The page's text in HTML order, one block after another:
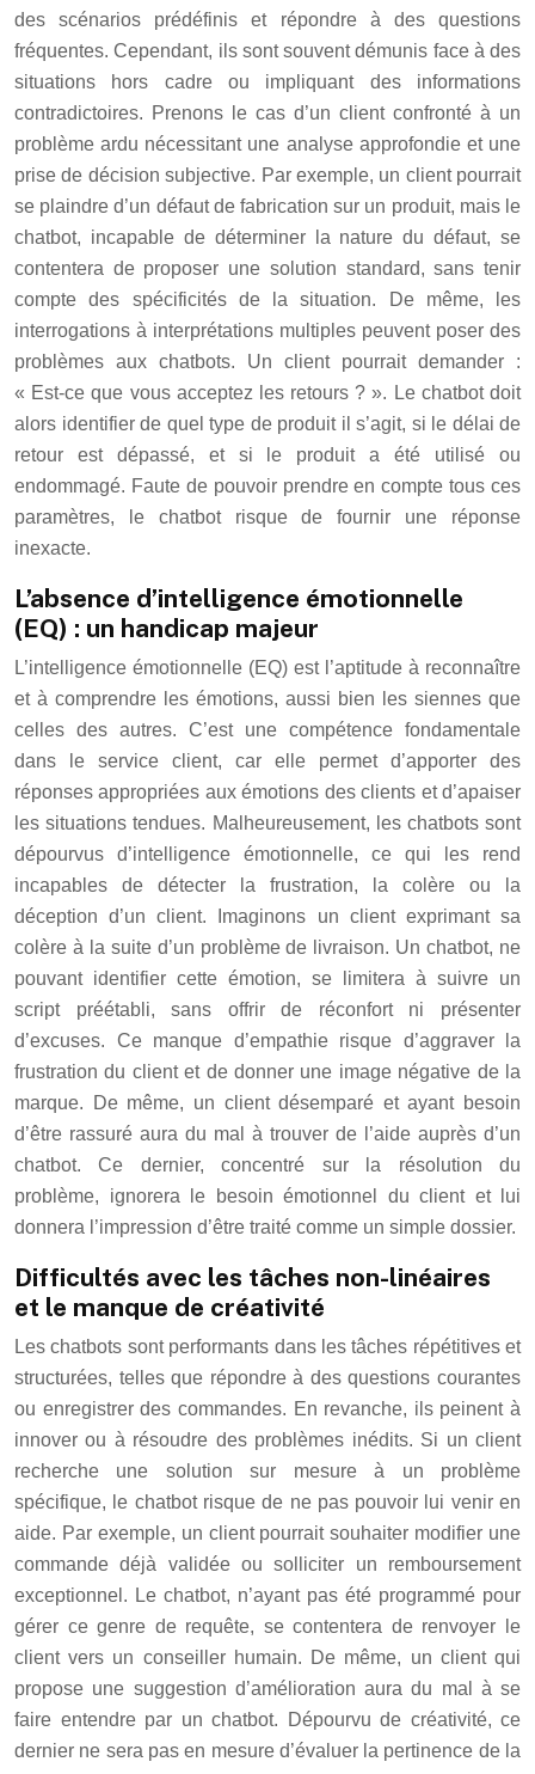
des scénarios prédéfinis et répondre à des questions
fréquentes. Cependant, ils sont souvent démunis face à des
situations hors cadre ou impliquant des informations
contradictoires. Prenons le cas d’un client confronté à un
problème ardu nécessitant une analyse approfondie et une
prise de décision subjective. Par exemple, un client pourrait
se plaindre d’un défaut de fabrication sur un produit, mais le
chatbot, incapable de déterminer la nature du défaut, se
contentera de proposer une solution standard, sans tenir
compte des spécificités de la situation. De même, les
interrogations à interprétations multiples peuvent poser des
problèmes aux chatbots. Un client pourrait demander :
« Est-ce que vous acceptez les retours ? ». Le chatbot doit
alors identifier de quel type de produit il s’agit, si le délai de
retour est dépassé, et si le produit a été utilisé ou
endommagé. Faute de pouvoir prendre en compte tous ces
paramètres, le chatbot risque de fournir une réponse
inexacte.
L’absence d’intelligence émotionnelle
(EQ) : un handicap majeur
L’intelligence émotionnelle (EQ) est l’aptitude à reconnaître
et à comprendre les émotions, aussi bien les siennes que
celles des autres. C’est une compétence fondamentale
dans le service client, car elle permet d’apporter des
réponses appropriées aux émotions des clients et d’apaiser
les situations tendues. Malheureusement, les chatbots sont
dépourvus d’intelligence émotionnelle, ce qui les rend
incapables de détecter la frustration, la colère ou la
déception d’un client. Imaginons un client exprimant sa
colère à la suite d’un problème de livraison. Un chatbot, ne
pouvant identifier cette émotion, se limitera à suivre un
script préétabli, sans offrir de réconfort ni présenter
d’excuses. Ce manque d’empathie risque d’aggraver la
frustration du client et de donner une image négative de la
marque. De même, un client désemparé et ayant besoin
d’être rassuré aura du mal à trouver de l’aide auprès d’un
chatbot. Ce dernier, concentré sur la résolution du
problème, ignorera le besoin émotionnel du client et lui
donnera l’impression d’être traité comme un simple dossier.
Difficultés avec les tâches non-linéaires
et le manque de créativité
Les chatbots sont performants dans les tâches répétitives et
structurées, telles que répondre à des questions courantes
ou enregistrer des commandes. En revanche, ils peinent à
innover ou à résoudre des problèmes inédits. Si un client
recherche une solution sur mesure à un problème
spécifique, le chatbot risque de ne pas pouvoir lui venir en
aide. Par exemple, un client pourrait souhaiter modifier une
commande déjà validée ou solliciter un remboursement
exceptionnel. Le chatbot, n’ayant pas été programmé pour
gérer ce genre de requête, se contentera de renvoyer le
client vers un conseiller humain. De même, un client qui
propose une suggestion d’amélioration aura du mal à se
faire entendre par un chatbot. Dépourvu de créativité, ce
dernier ne sera pas en mesure d’évaluer la pertinence de la